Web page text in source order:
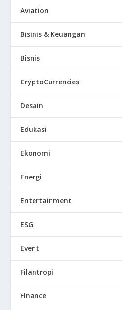
Aviation
Bisinis & Keuangan
Bisnis
CryptoCurrencies
Desain
Edukasi
Ekonomi
Energi
Entertainment
ESG
Event
Filantropi
Finance